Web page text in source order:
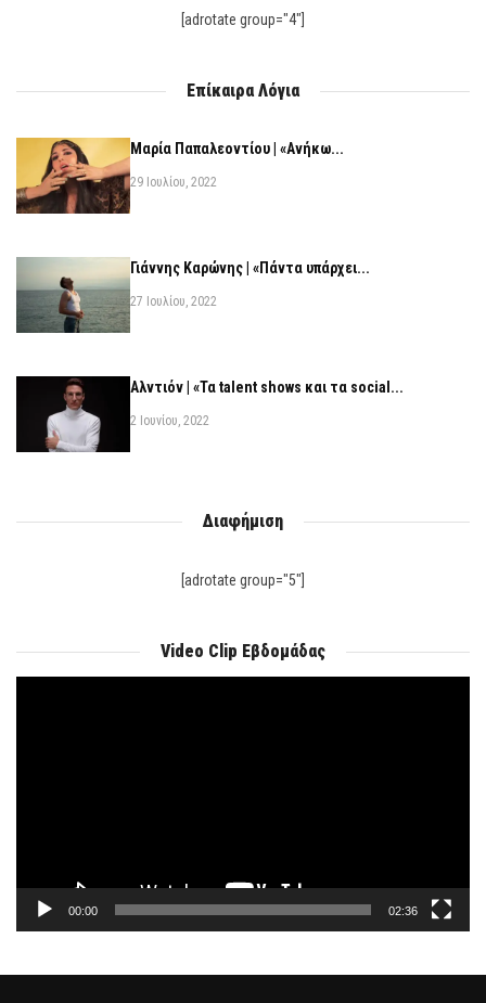
[adrotate group="4"]
Επίκαιρα Λόγια
Μαρία Παπαλεοντίου | «Ανήκω...
29 Ιουλίου, 2022
Γιάννης Καρώνης | «Πάντα υπάρχει...
27 Ιουλίου, 2022
Αλντιόν | «Τα talent shows και τα social...
2 Ιουνίου, 2022
Διαφήμιση
[adrotate group="5"]
Video Clip Εβδομάδας
00:00 02:36